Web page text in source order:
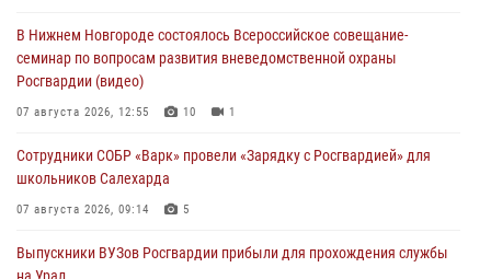
В Нижнем Новгороде состоялось Всероссийское совещание-
семинар по вопросам развития вневедомственной охраны
Росгвардии (видео)
07 августа 2026, 12:55 10 1
Сотрудники СОБР «Варк» провели «Зарядку с Росгвардией» для
школьников Салехарда
07 августа 2026, 09:14 5
Выпускники ВУЗов Росгвардии прибыли для прохождения службы
на Урал